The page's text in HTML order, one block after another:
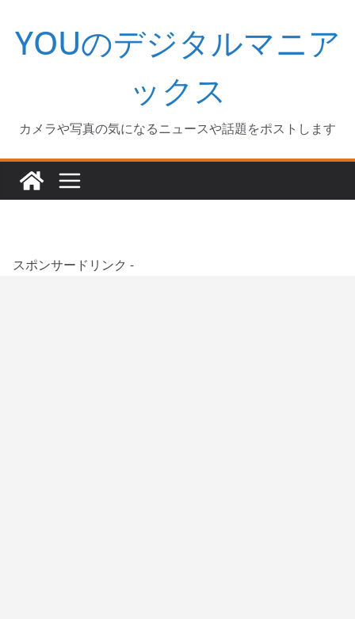
キ
YOUのデジタルマニア
ックス
カメラや写真の気になるニュースや話題をポストします
スポンサードリンク -